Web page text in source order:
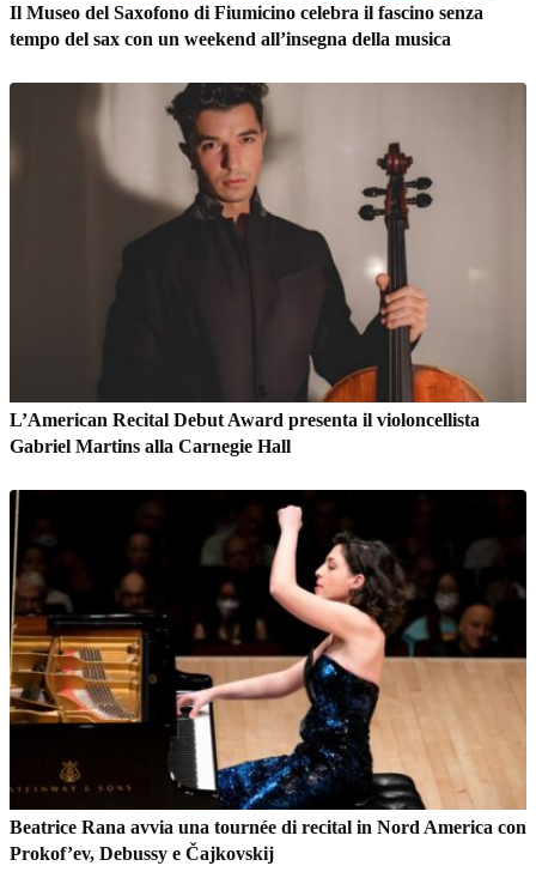
Il Museo del Saxofono di Fiumicino celebra il fascino senza
tempo del sax con un weekend all’insegna della musica
L’American Recital Debut Award presenta il violoncellista
Gabriel Martins alla Carnegie Hall
Beatrice Rana avvia una tournée di recital in Nord America con
Prokof’ev, Debussy e Čajkovskij